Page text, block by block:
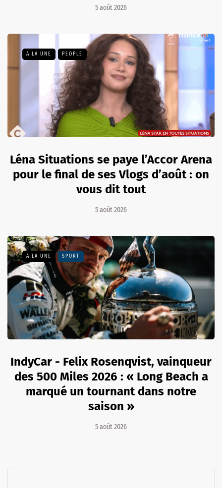
5 août 2026
A LA UNE PEOPLE
Léna Situations se paye l’Accor Arena
pour le final de ses Vlogs d’août : on
vous dit tout
5 août 2026
A LA UNE SPORT
IndyCar - Felix Rosenqvist, vainqueur
des 500 Miles 2026 : « Long Beach a
marqué un tournant dans notre
saison »
5 août 2026